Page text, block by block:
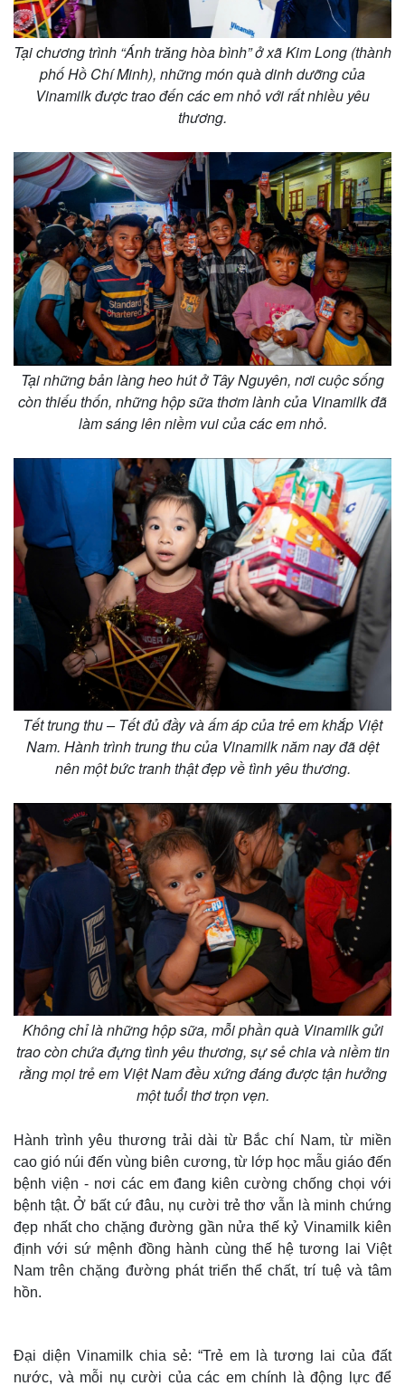
Pháp luật
Vụ án
Tin nóng
Tư vấn luật
Quân sự - Quốc phòng
Việt Nam
Phân tích
Tại chương trình “Ánh trăng hòa bình” ở xã Kim Long (thành
phố Hồ Chí Minh), những món quà dinh dưỡng của
Vinamilk được trao đến các em nhỏ với rất nhiều yêu
thương.
Tại những bản làng heo hút ở Tây Nguyên, nơi cuộc sống
còn thiếu thốn, những hộp sữa thơm lành của Vinamilk đã
làm sáng lên niềm vui của các em nhỏ.
Tết trung thu – Tết đủ đầy và ấm áp của trẻ em khắp Việt
Nam. Hành trình trung thu của Vinamilk năm nay đã dệt
nên một bức tranh thật đẹp về tình yêu thương.
Không chỉ là những hộp sữa, mỗi phần quà Vinamilk gửi
trao còn chứa đựng tình yêu thương, sự sẻ chia và niềm tin
rằng mọi trẻ em Việt Nam đều xứng đáng được tận hưởng
một tuổi thơ trọn vẹn.
Hành trình yêu thương trải dài từ Bắc chí Nam, từ miền
cao gió núi đến vùng biên cương, từ lớp học mẫu giáo đến
bệnh viện - nơi các em đang kiên cường chống chọi với
bệnh tật. Ở bất cứ đâu, nụ cười trẻ thơ vẫn là minh chứng
đẹp nhất cho chặng đường gần nửa thế kỷ Vinamilk kiên
định với sứ mệnh đồng hành cùng thế hệ tương lai Việt
Nam trên chặng đường phát triển thể chất, trí tuệ và tâm
hồn.
Đại diện Vinamilk chia sẻ: “Trẻ em là tương lai của đất
nước, và mỗi nụ cười của các em chính là động lực để